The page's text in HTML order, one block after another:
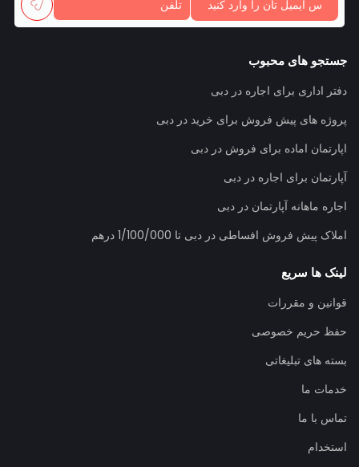
جستجو های محبوب
دفتر اداری برای اجاره در دبی
پروژه های پیش فروش برای خرید در دبی
اپارتمان اماده برای فروش در دبی
آپارتمان برای اجاره در دبی
اجاره ماهانه آپارتمان در دبی
املاک پیش فروش افساطی در دبی تا 1/100/000 درهم
لینک ها سریع
قوانین و مقررات
حفظ حریم خصوصی
بسته های تبلیغاتی
خدمات ما
تماس با ما
استخدام